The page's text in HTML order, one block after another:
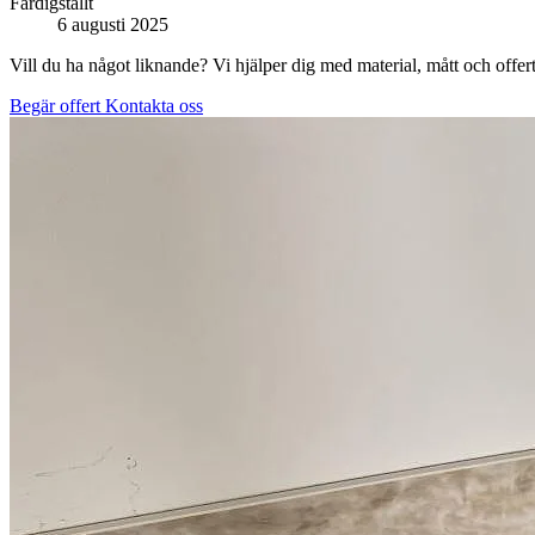
6 augusti 2025
Vill du ha något liknande? Vi hjälper dig med material, mått och
Begär offert Kontakta oss